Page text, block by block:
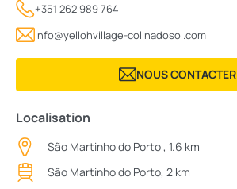
+351 262 989 764
info@yellohvillage-colinadosol.com
NOUS CONTACTER
Localisation
São Martinho do Porto , 1.6 km
São Martinho do Porto, 2 km